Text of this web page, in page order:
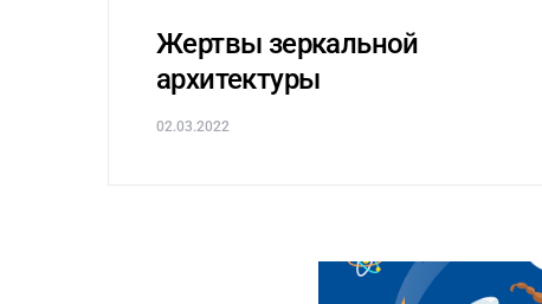
Жертвы зеркальной
архитектуры
02.03.2022